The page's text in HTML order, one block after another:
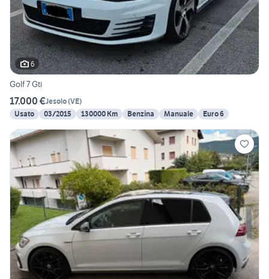
6
Golf 7 Gti
17.000 €Jesolo(VE)
Usato
03/2015 130000 Km Benzina Manuale Euro 6